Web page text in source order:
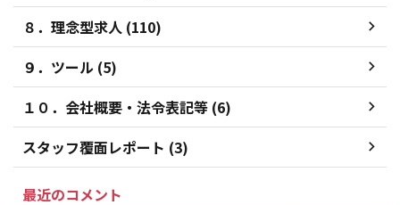
８．理念型求人 (110)
９．ツール (5)
１０．会社概要・法令表記等 (6)
スタッフ覆面レポート (3)
最近のコメント